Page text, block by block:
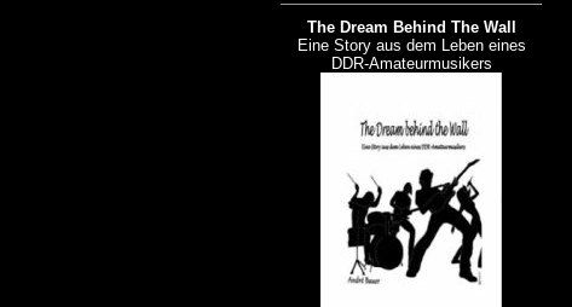
The Dream Behind The Wall
Eine Story aus dem Leben eines
DDR-Amateurmusikers